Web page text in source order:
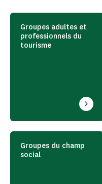
Groupes adultes et
professionnels du
tourisme
Groupes du champ
social